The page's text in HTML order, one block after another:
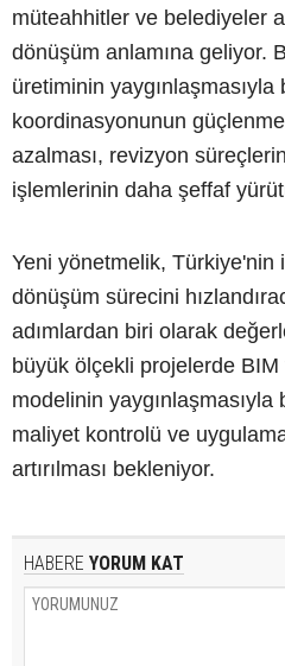
müteahhitler ve belediyeler
dönüşüm anlamına geliyor.
üretiminin yaygınlaşmasıyla
koordinasyonunun
azalması, revizyon
işlemlerinin daha şeffaf
Yeni yönetmelik, Türkiye'nin
dönüşüm sürecini
adımlardan biri olarak
büyük ölçekli projelerde BIM
modelinin
maliyet kontrolü ve
artırılması bekleniyor.
HABERE YORUM KAT